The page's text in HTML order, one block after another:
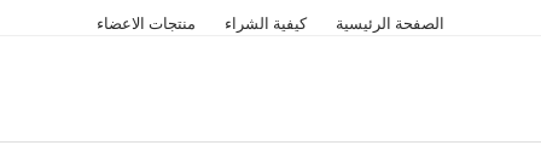
الصفحة الرئيسية كيفية الشراء منتجات الاعضاء